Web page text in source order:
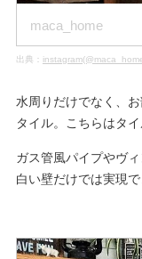
maca_home
出典：
水周りだけでなく、
タイル。こちらはタ
ガス管風パイプやヴ
白い壁だけでは実現